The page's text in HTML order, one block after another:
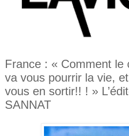
France : « Comment le
va vous pourrir la vie,
vous en sortir!! ! »
SANNAT